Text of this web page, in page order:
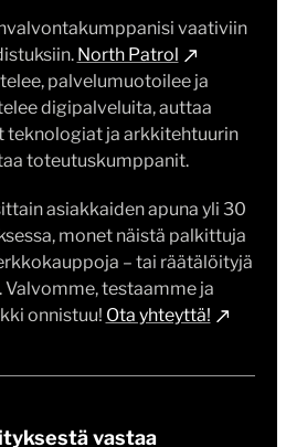
vaativiin
North Patrol
palvelumuotoilee ja
digipalveluita, auttaa
teknologiat ja arkkitehtuurin
toteutuskumppanit.
asiakkaiden apuna yli 30
monet näistä palkittuja
– tai räätälöityjä
testaamme ja
onnistuu! Ota yhteyttä!
vastaa